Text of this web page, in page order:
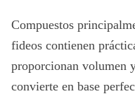
Compuestos
fideos contienen
proporcionan volumen
convierte en base